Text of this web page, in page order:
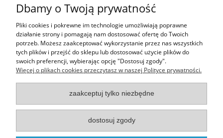
Opis
Opinie o produkcie (0)
Rozmiar pocztówki: 14,8x10,5 cm
Informacje
Moje konto
Dbamy o Twoją prywatność
Pliki cookies i pokrewne im technologie umożliwiają poprawne
działanie strony i pomagają nam dostosować ofertę do Twoich
potrzeb. Możesz zaakceptować wykorzystanie przez nas wszystkich
tych plików i przejść do sklepu lub dostosować użycie plików do
swoich preferencji, wybierając opcję "Dostosuj zgody".
Więcej o plikach cookies przeczytasz w naszej Polityce prywatności.
zaakceptuj tylko niezbędne
dostosuj zgody